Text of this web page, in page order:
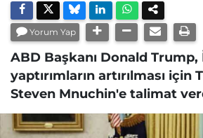
Yorum Yap
ABD Başkanı Donald
yaptırımların artırılması için
Steven Mnuchin'e talimat